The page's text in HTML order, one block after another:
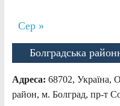
Сер »
Болградська
Адреса: 68702, Україна,
район, м. Болград, пр-т